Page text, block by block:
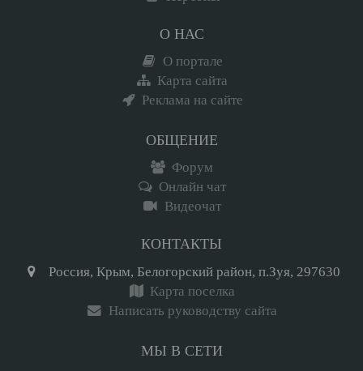
О НАС
О портале
Карта сайта
Реклама на сайте
ОБЩЕНИЕ
Форум
Онлайн чат
Видеочат
КОНТАКТЫ
Россия, Крым, Белогорский район, п.Зуя, 297630
Карта поселка
Написать руководству сайта
МЫ В СЕТИ